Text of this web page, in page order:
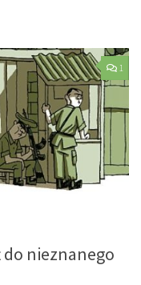
1
nieznanego